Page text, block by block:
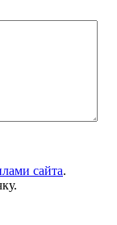
сайта.